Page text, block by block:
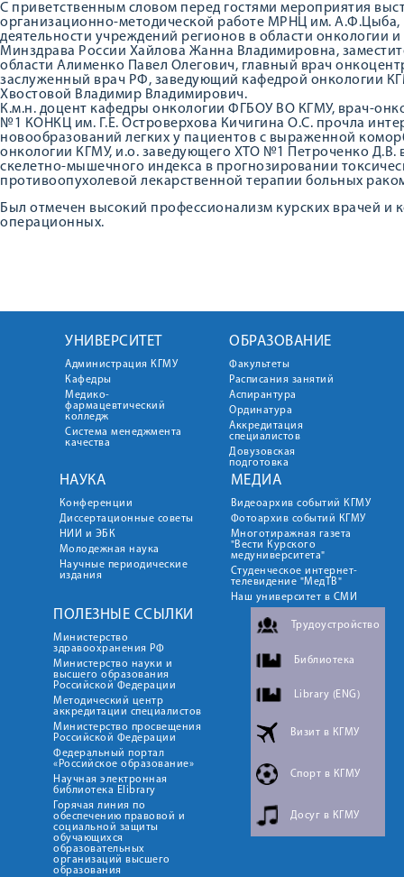
С приветственным словом перед гостями мероприятия
организационно-методической работе МРНЦ им.
деятельности учреждений регионов в области онкологии
Минздрава России Хайлова Жанна Владимировна,
области Алименко Павел Олегович, главный врач
заслуженный врач РФ, заведующий кафедрой онкологии
Хвостовой Владимир Владимирович.
К.м.н. доцент кафедры онкологии ФГБОУ ВО КГМУ, врач-
№1 КОНКЦ им. Г.Е. Островерхова Кичигина О.С. прочла
новообразований легких у пациентов с выраженной
онкологии КГМУ, и.о. заведующего ХТО №1 Петроченко Д.В.
скелетно-мышечного индекса в прогнозировании
противоопухолевой лекарственной терапии больных
Был отмечен высокий профессионализм курских врачей и
операционных.
УНИВЕРСИТЕТ
Администрация КГМУ
Кафедры
Медико-
фармацевтический
колледж
Система менеджмента
качества
ОБРАЗОВАНИЕ
Факультеты
Расписания занятий
Аспирантура
Ординатура
Аккредитация
специалистов
Довузовская
подготовка
НАУКА
Конференции
Диссертационные советы
НИИ и ЭБК
Молодежная наука
Научные периодические
издания
МЕДИА
Видеоархив событий КГМУ
Фотоархив событий КГМУ
Многотиражная газета
"Вести Курского
медуниверситета"
Студенческое интернет-
телевидение "МедТВ"
Наш университет в СМИ
ПОЛЕЗНЫЕ ССЫЛКИ
Министерство
здравоохранения РФ
Министерство науки и
высшего образования
Российской Федерации
Методический центр
аккредитации специалистов
Министерство просвещения
Российской Федерации
Федеральный портал
«Российское образование»
Научная электронная
библиотека Elibrary
Горячая линия по
обеспечению правовой и
социальной защиты
обучающихся
образовательных
организаций высшего
образования
Трудоустройство
Библиотека
Library (ENG)
Визит в КГМУ
Спорт в КГМУ
Досуг в КГМУ